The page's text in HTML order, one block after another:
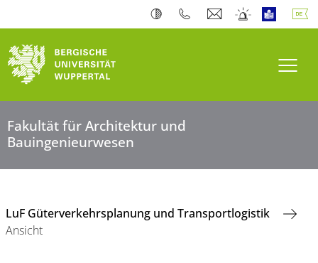
Fakultät für Architektur und
Bauingenieurwesen
LuF Güterverkehrsplanung und Transportlogistik
Ansicht